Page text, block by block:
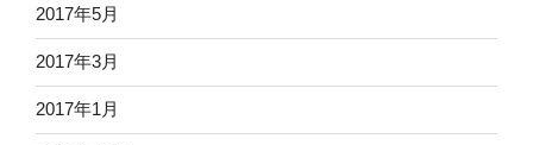
2017年5月
2017年3月
2017年1月